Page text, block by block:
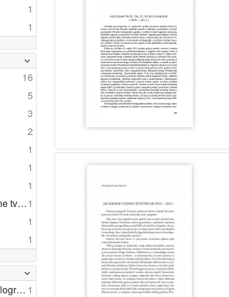
1
1
16
5
3
2
1
1
1
538.9 – Fizika kondenzirane tvari1
1
1
Seminar Suvremena kristalografija u Hrvatskoj (2017.(Poreč) 1